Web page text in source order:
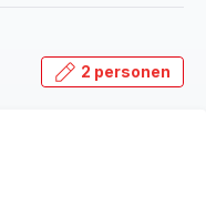
2 personen